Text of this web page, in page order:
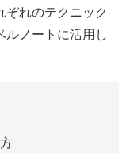
18:12
ぞれのテクニック
ルノートに活用し